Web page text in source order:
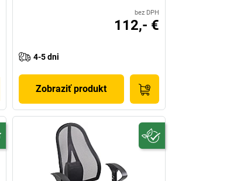
bez DPH
112,- €
4-5 dni
Zobraziť produkt